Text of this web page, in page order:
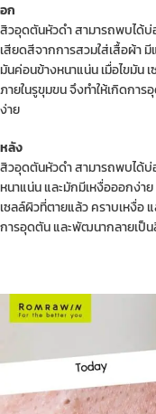
อก
สิวอุดตันหัวดำ สามารถพบได้
เสียดสีจากการสวมใส่เสื้อผ้า
มันค่อนข้างหนาแน่น เมื่อไขมัน
ภายในรูขุมขน จึงทำให้เกิดกา
ง่าย
หลัง
สิวอุดตันหัวดำ สามารถพบได้บ่
หนาแน่น และมักมีเหงื่อออกง่า
เซลล์ผิวที่ตายแล้ว คราบเหงื่อ
การอุดตัน และพัฒนากลายเป็